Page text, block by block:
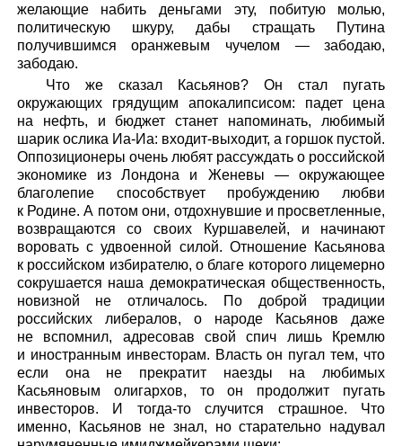
желающие набить деньгами эту, побитую молью,
политическую шкуру, дабы стращать Путина
получившимся оранжевым чучелом — забодаю,
забодаю.
Что же сказал Касьянов? Он стал пугать
окружающих грядущим апокалипсисом: падет цена
на нефть, и бюджет станет напоминать, любимый
шарик ослика Иа-Иа: входит-выходит, а горшок пустой.
Оппозиционеры очень любят рассуждать о российской
экономике из Лондона и Женевы — окружающее
благолепие способствует пробуждению любви
к Родине. А потом они, отдохнувшие и просветленные,
возвращаются со своих Куршавелей, и начинают
воровать с удвоенной силой. Отношение Касьянова
к российском избирателю, о благе которого лицемерно
сокрушается наша демократическая общественность,
новизной не отличалось. По доброй традиции
российских либералов, о народе Касьянов даже
не вспомнил, адресовав свой спич лишь Кремлю
и иностранным инвесторам. Власть он пугал тем, что
если она не прекратит наезды на любимых
Касьяновым олигархов, то он продолжит пугать
инвесторов. И тогда-то случится страшное. Что
именно, Касьянов не знал, но старательно надувал